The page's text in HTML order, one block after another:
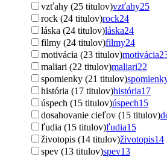
vzťahy (25 titulov)vzťahy25
rock (24 titulov)rock24
láska (24 titulov)láska24
filmy (24 titulov)filmy24
motivácia (23 titulov)motivácia
maliari (22 titulov)maliari22
spomienky (21 titulov)
história (17 titulov)história17
úspech (15 titulov)úspech15
dosahovanie cieľov (15 titulov)
ľudia (15 titulov)ľudia15
životopis (14 titulov)životopis14
spev (13 titulov)spev13